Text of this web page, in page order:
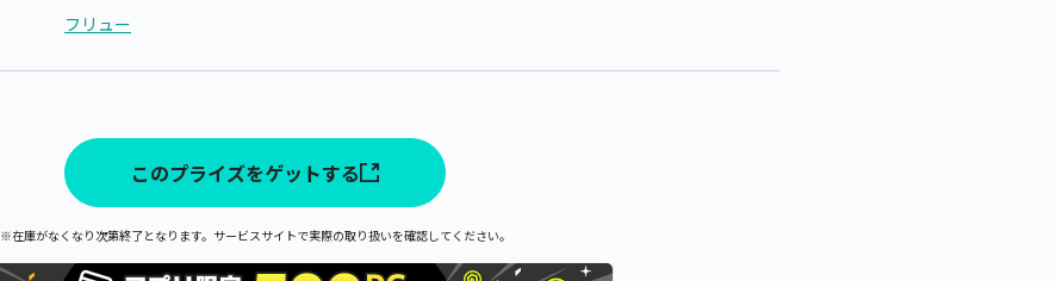
フリュー
このプライズをゲットする
※在庫がなくなり次第終了となります。サービスサイトで実際の取り扱いを確認してください。